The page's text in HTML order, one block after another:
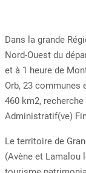
Dans la grande
Nord-Ouest du
et à 1 heure de
Orb, 23 communes
460 km2,
Administratif(ve)
Le territoire de
(Avène et Lamalou